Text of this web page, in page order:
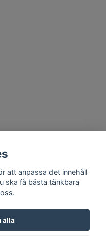
att anpassa det innehåll
ska få bästa tänkbara
alla